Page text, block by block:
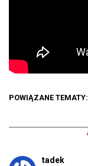
POWIĄZANE TEMATY:
tadek